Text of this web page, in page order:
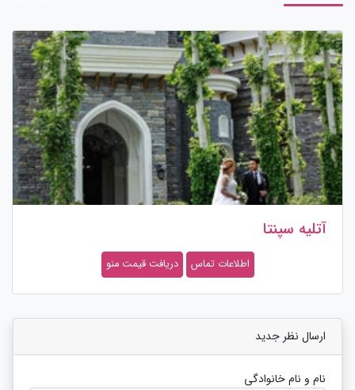
آتلیه سپنتا
اطلاعات تماس دریافت قیمت منو
ارسال نظر جدید
نام و نام خانوادگی